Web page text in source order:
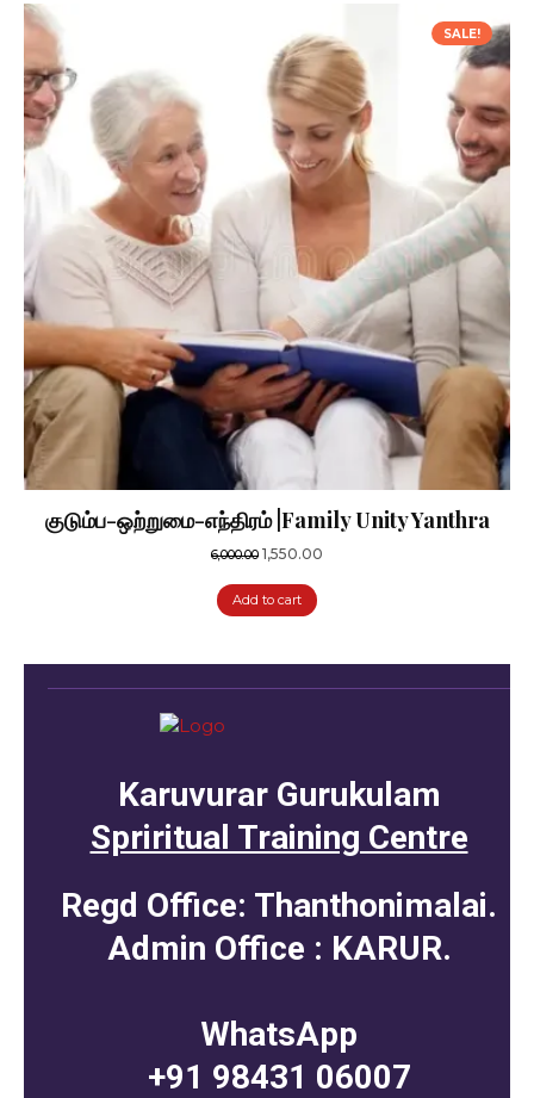
SALE!
குடும்ப-ஒற்றுமை-எந்திரம் |Family Unity Yanthra
6,000.00 Original
was:
1,550.00
Add to cart
Karuvurar Gurukulam
Spriritual Training Centre
Regd Office: Thanthonimalai.
Admin Office : KARUR.
WhatsApp
+91 98431 06007